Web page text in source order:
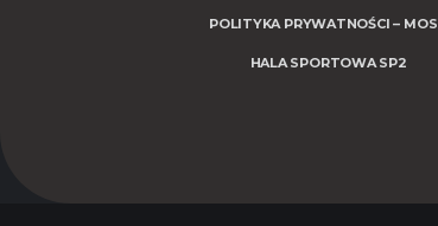
POLITYKA PRYWATNOŚCI – MOS
HALA SPORTOWA SP2